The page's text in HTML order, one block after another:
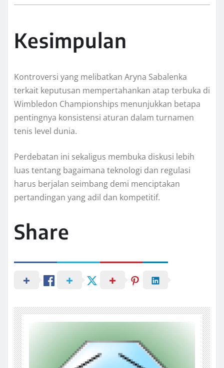
Kesimpulan
Kontroversi yang melibatkan Aryna Sabalenka
terkait keputusan mempertahankan atap terbuka di
Wimbledon Championships menunjukkan betapa
pentingnya konsistensi aturan dalam turnamen
tenis level dunia.
Perdebatan ini sekaligus membuka diskusi lebih
luas tentang bagaimana teknologi dan regulasi
harus berjalan seimbang demi menciptakan
pertandingan yang adil dan kompetitif.
Share